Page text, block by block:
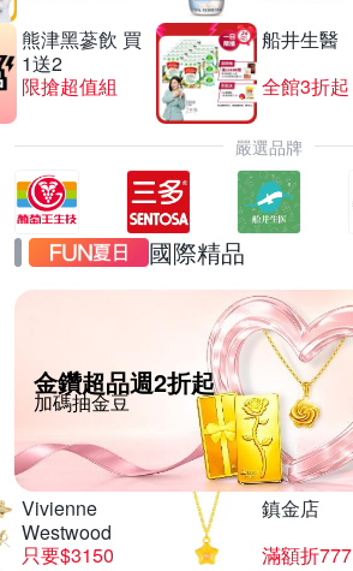
熊津黑蔘飲 買
1送2
限搶超值組
船井生醫
全館3折起
嚴選品牌
國際精品
金鑽超品週2折起
加碼抽金豆
Vivienne
Westwood
只要$3150
鎮金店
滿額折777